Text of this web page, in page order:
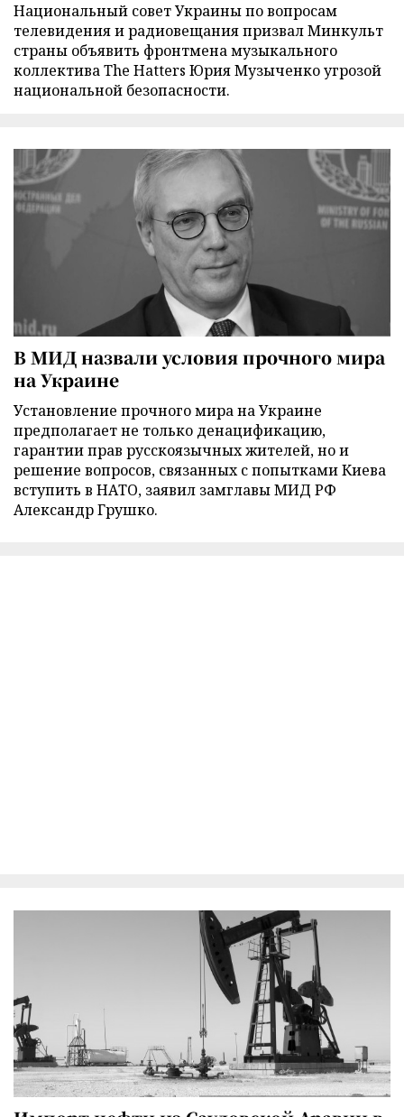
Национальный совет Украины по вопросам
телевидения и радиовещания призвал Минкульт
страны объявить фронтмена музыкального
коллектива The Hatters Юрия Музыченко угрозой
национальной безопасности.
В МИД назвали условия прочного мира
на Украине
Установление прочного мира на Украине
предполагает не только денацификацию,
гарантии прав русскоязычных жителей, но и
решение вопросов, связанных с попытками Киева
вступить в НАТО, заявил замглавы МИД РФ
Александр Грушко.